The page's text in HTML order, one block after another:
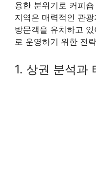
용한 분위기로 커피
지역은 매력적인 관
방문객을 유치하고
로 운영하기 위한 전
1. 상권 분석과